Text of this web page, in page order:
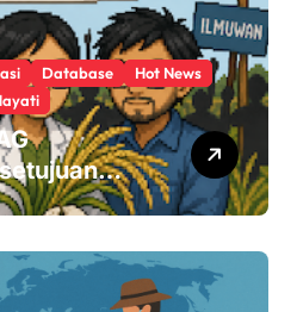
Database
Hot News